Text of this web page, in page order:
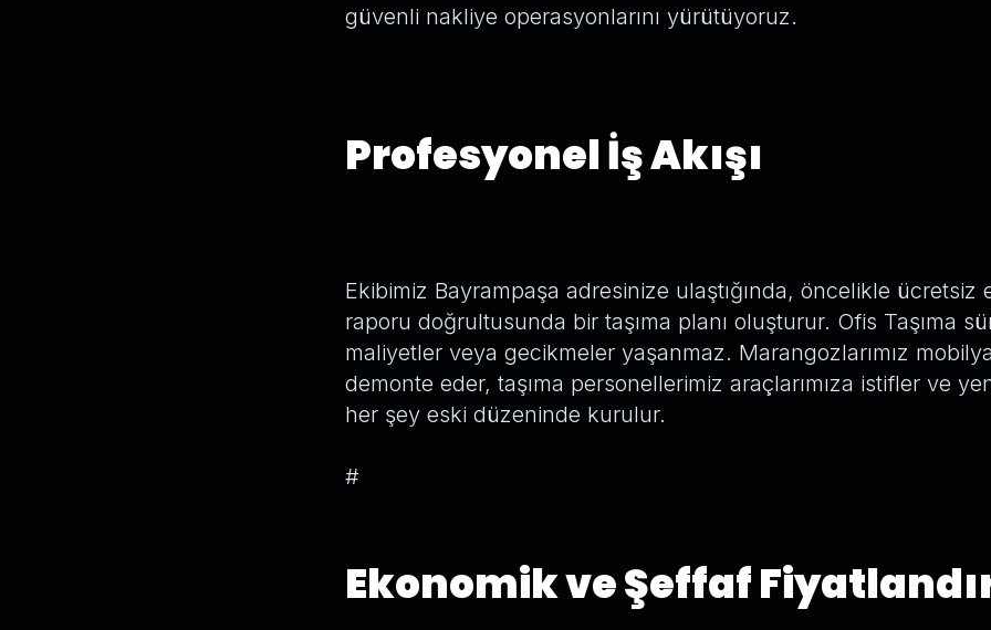
güvenli nakliye operasyonlarını yürütüyoruz.
Profesyonel İş Akışı
Ekibimiz Bayrampaşa adresinize ulaştığında, öncelikle ücretsiz
raporu doğrultusunda bir taşıma planı oluşturur. Ofis Taşıma
maliyetler veya gecikmeler yaşanmaz. Marangozlarımız
demonte eder, taşıma personellerimiz araçlarımıza istifler ve
her şey eski düzeninde kurulur.
#
Ekonomik ve Şeffaf